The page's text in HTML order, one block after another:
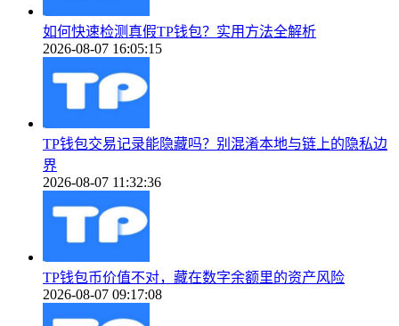
如何快速检测真假TP钱包？实用方法全解析
2026-08-07 16:05:15
TP钱包交易记录能隐藏吗？别混淆本地与链上的隐私边
界
2026-08-07 11:32:36
TP钱包币价值不对，藏在数字余额里的资产风险
2026-08-07 09:17:08